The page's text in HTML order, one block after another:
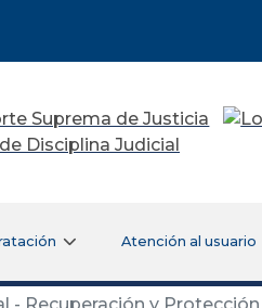
Atención al usuario
Recuperación y